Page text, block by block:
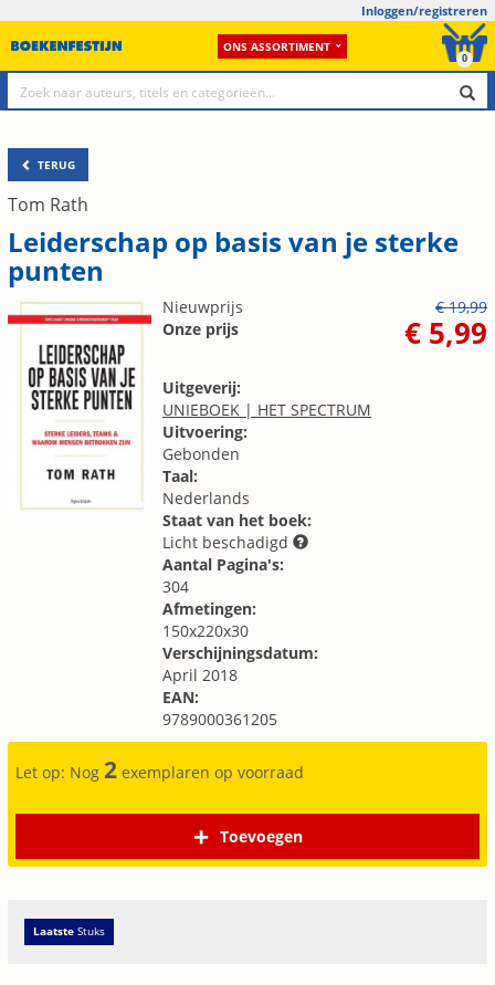
Inloggen/registreren
ONS ASSORTIMENT
0
TERUG
Tom Rath
Leiderschap op basis van je sterke
punten
Nieuwprijs
€ 19,99
Onze prijs
€ 5,99
Uitgeverij:
UNIEBOEK | HET SPECTRUM
Uitvoering:
Gebonden
Taal:
Nederlands
Staat van het boek:
Licht beschadigd
Aantal Pagina's:
304
Afmetingen:
150x220x30
Verschijningsdatum:
April 2018
EAN:
9789000361205
Let op: Nog 2 exemplaren op voorraad
Toevoegen
Laatste Stuks